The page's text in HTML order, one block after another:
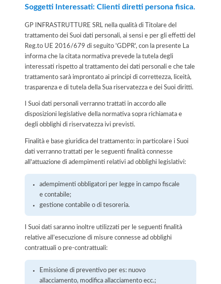
Soggetti Interessati: Clienti diretti persona fisica.
GP INFRASTRUTTURE SRL nella qualità di Titolare del
trattamento dei Suoi dati personali, ai sensi e per gli effetti del
Reg.to UE 2016/679 di seguito 'GDPR', con la presente La
informa che la citata normativa prevede la tutela degli
interessati rispetto al trattamento dei dati personali e che tale
trattamento sarà improntato ai principi di correttezza, liceità,
trasparenza e di tutela della Sua riservatezza e dei Suoi diritti.
I Suoi dati personali verranno trattati in accordo alle
disposizioni legislative della normativa sopra richiamata e
degli obblighi di riservatezza ivi previsti.
Finalità e base giuridica del trattamento: in particolare i Suoi
dati verranno trattati per le seguenti finalità connesse
all'attuazione di adempimenti relativi ad obblighi legislativi:
adempimenti obbligatori per legge in campo fiscale
e contabile;
gestione contabile o di tesoreria.
I Suoi dati saranno inoltre utilizzati per le seguenti finalità
relative all’esecuzione di misure connesse ad obblighi
contrattuali o pre-contrattuali:
Emissione di preventivo per es: nuovo
allacciamento, modifica allacciamento ecc.;